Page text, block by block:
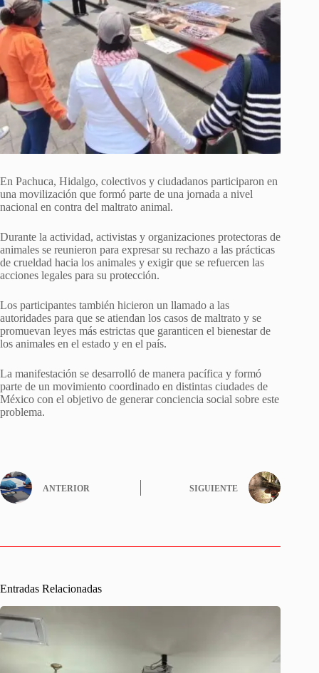
En Pachuca, Hidalgo, colectivos y ciudadanos participaron en
una movilización que formó parte de una jornada a nivel
nacional en contra del maltrato animal.
Durante la actividad, activistas y organizaciones protectoras de
animales se reunieron para expresar su rechazo a las prácticas
de crueldad hacia los animales y exigir que se refuercen las
acciones legales para su protección.
Los participantes también hicieron un llamado a las
autoridades para que se atiendan los casos de maltrato y se
promuevan leyes más estrictas que garanticen el bienestar de
los animales en el estado y en el país.
La manifestación se desarrolló de manera pacífica y formó
parte de un movimiento coordinado en distintas ciudades de
México con el objetivo de generar conciencia social sobre este
problema.
ANTERIOR SIGUIENTE
Entradas Relacionadas